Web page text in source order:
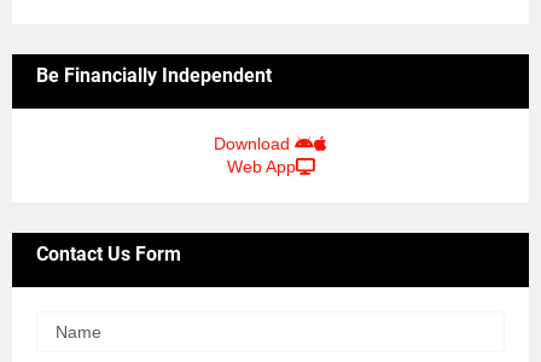
Be Financially Independent
Download
Web App
Contact Us Form